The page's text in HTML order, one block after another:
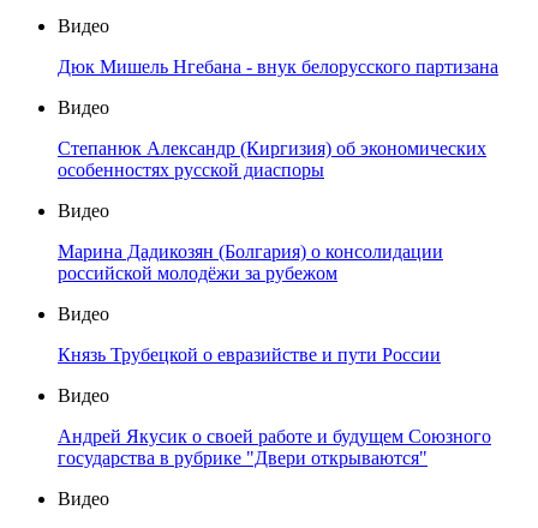
Видео
Дюк Мишель Нгебана - внук белорусского партизана
Видео
Степанюк Александр (Киргизия) об экономических
особенностях русской диаспоры
Видео
Марина Дадикозян (Болгария) о консолидации
российской молодёжи за рубежом
Видео
Князь Трубецкой о евразийстве и пути России
Видео
Андрей Якусик о своей работе и будущем Союзного
государства в рубрике "Двери открываются"
Видео